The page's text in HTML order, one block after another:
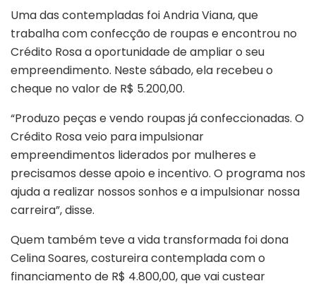
Uma das contempladas foi Andria Viana, que
trabalha com confecção de roupas e encontrou no
Crédito Rosa a oportunidade de ampliar o seu
empreendimento. Neste sábado, ela recebeu o
cheque no valor de R$ 5.200,00.
“Produzo peças e vendo roupas já confeccionadas. O
Crédito Rosa veio para impulsionar
empreendimentos liderados por mulheres e
precisamos desse apoio e incentivo. O programa nos
ajuda a realizar nossos sonhos e a impulsionar nossa
carreira”, disse.
Quem também teve a vida transformada foi dona
Celina Soares, costureira contemplada com o
financiamento de R$ 4.800,00, que vai custear